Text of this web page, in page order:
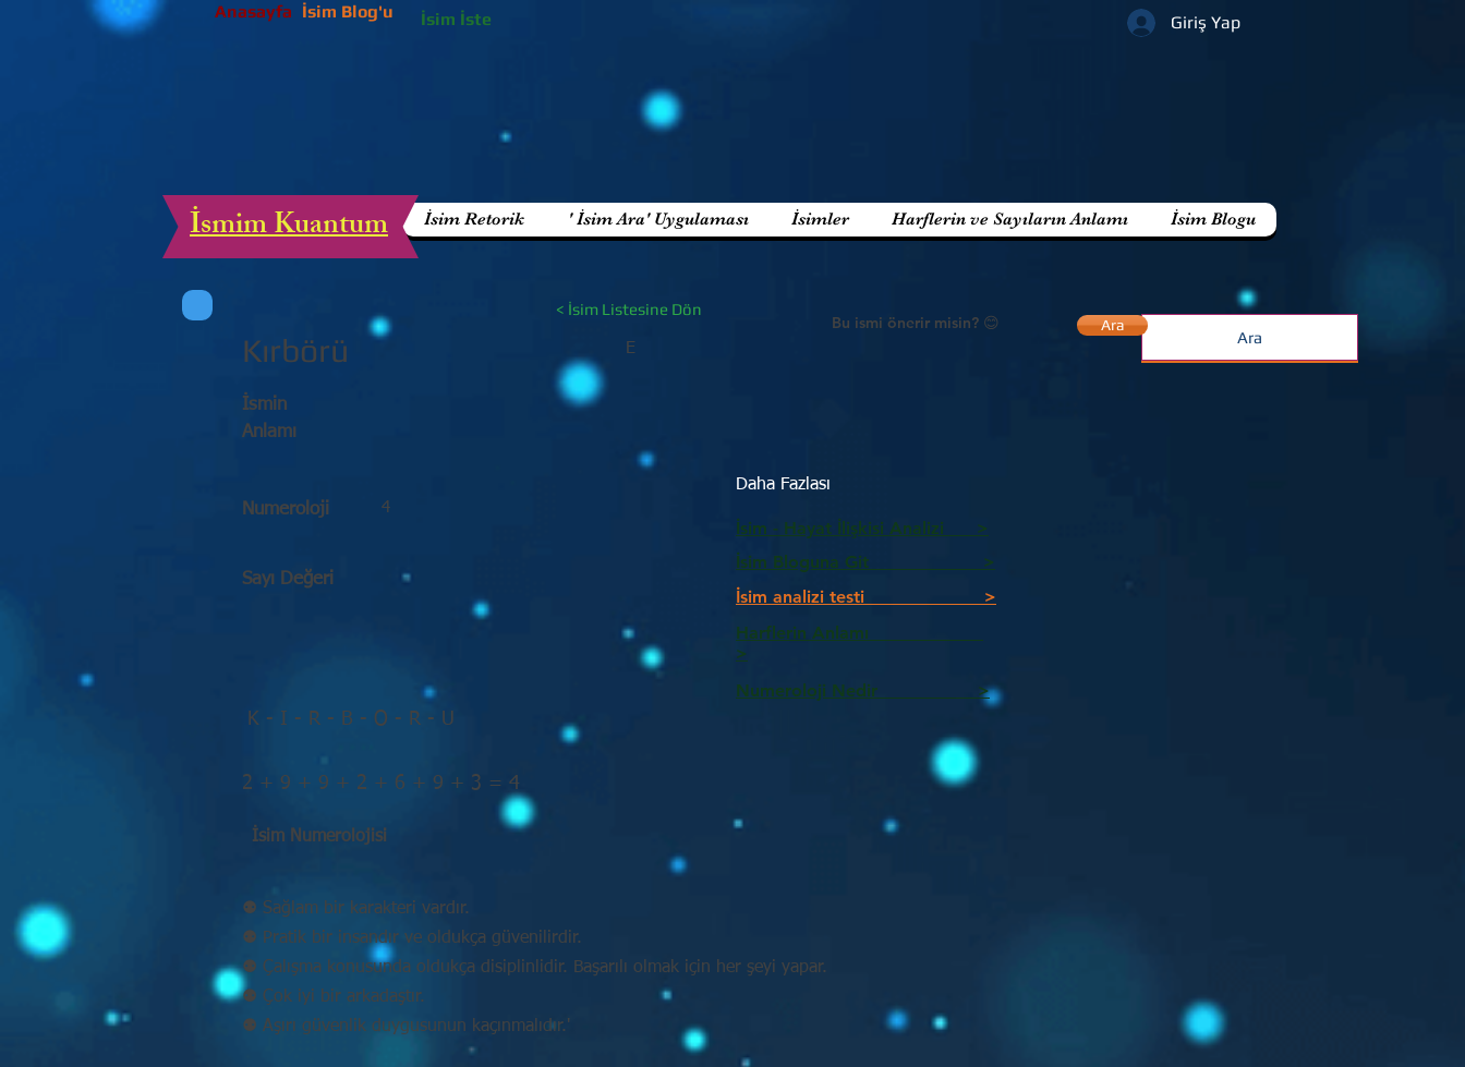
Anasayfa
Giriş Yap
İsim Blog'u İsim İste
İsim Retorik ' İsim Ara' Uygulaması İsimler Harflerin ve Sayıların Anlamı İsim Blogu
İsmim Kuantum
< İsim Listesine Dön
Kırbörü E
Bu ismi önerir misin? 😊
İsmin
Anlamı
Numeroloji 4
Sayı Değeri
K - I - R - B - O - R - U
Daha Fazlası
İsim - Hayat İlişkisi Analizi >
İsim Bloguna Git >
İsim analizi testi >
Harflerin Anlamı
>
Numeroloji Nedir_________ >
2 + 9 + 9 + 2 + 6 + 9 + 3 = 4
İsim Numerolojisi
⚉ Sağlam bir karakteri vardır.
⚉ Pratik bir insandır ve oldukça güvenilirdir.
⚉ Çalışma konusunda oldukça disiplinlidir. Başarılı olmak için her şeyi yapar.
⚉ Çok iyi bir arkadaştır.
⚉ Aşırı güvenlik duygusunun kaçınmalıdır.'
Ara